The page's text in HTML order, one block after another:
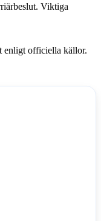
Viktiga
enligt officiella källor.